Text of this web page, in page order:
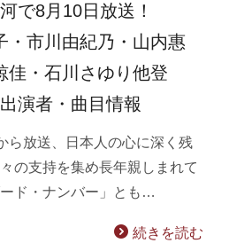
で8月10日放送！
・市川由紀乃・山内惠
佳・石川さゆり他登
演者・曲目情報
ら放送、日本人の心に深く残
の支持を集め長年親しまれて
ド・ナンバー」とも…
続きを読む